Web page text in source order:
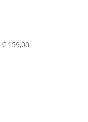
€ 159,00